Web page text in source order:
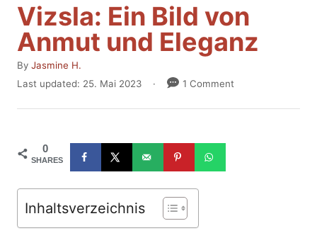
Vizsla: Ein Bild von
Anmut und Eleganz
By A
u
h
Jasmine H.
P
s
d
n
Last updated: 25. Mai 2023 1 Comment
0
SHARES
Inhaltsverzeichnis